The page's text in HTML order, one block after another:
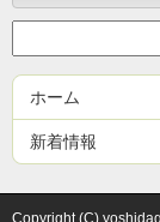
ホーム
新着情報
Copyright (C)